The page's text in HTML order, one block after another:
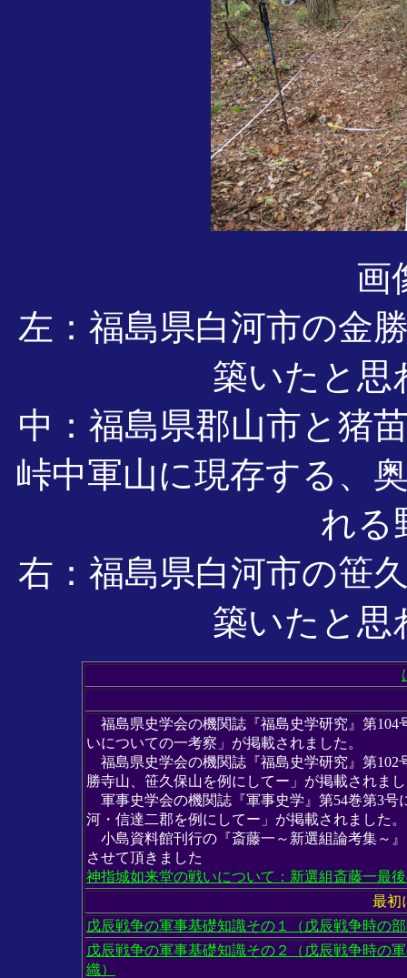
画
左：福島県白河市の金
築いたと思
中：福島県郡山市と猪
峠中軍山に現存する、
れる
右：福島県白河市の笹
築いたと思
福島県史学会の機関誌『福島史学研究』第104
いについての一考察」が掲載されました。
福島県史学会の機関誌『福島史学研究』第102
勝寺山、笹久保山を例にしてー」が掲載されま
軍事史学会の機関誌『軍事史学』第54巻第3号
河・信達二郡を例にしてー」が掲載されました。
小島資料館刊行の『斎藤一～新選組論考集～
させて頂きました
神指城如来堂の戦いについて：新選組斎藤一最
最初
戊辰戦争の軍事基礎知識その１（戊辰戦争時の
戊辰戦争の軍事基礎知識その２（戊辰戦争時の
織）